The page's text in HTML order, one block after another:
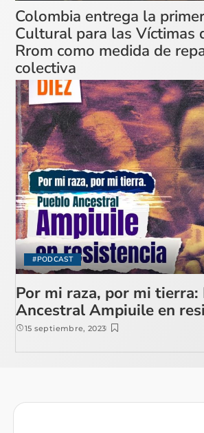
Colombia entrega la
Cultural para las Víctimas
Rrom como medida de
colectiva
#PODCAST
Por mi raza, por mi tierra:
Ancestral Ampiuile en
15 septiembre, 2023